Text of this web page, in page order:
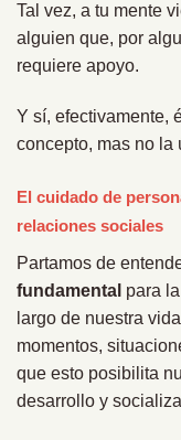
Tal vez, a tu mente
alguien que, por
requiere apoyo.
Y sí, efectivamente,
concepto, mas no la
El cuidado de
relaciones sociales
Partamos de
fundamental para
largo de nuestra
momentos,
que esto posibilita
desarrollo y